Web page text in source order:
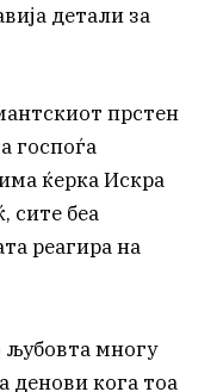
детали за
прстен
госпоѓа
ќерка Искра
сите беа
реагира на
многу
денови кога тоа